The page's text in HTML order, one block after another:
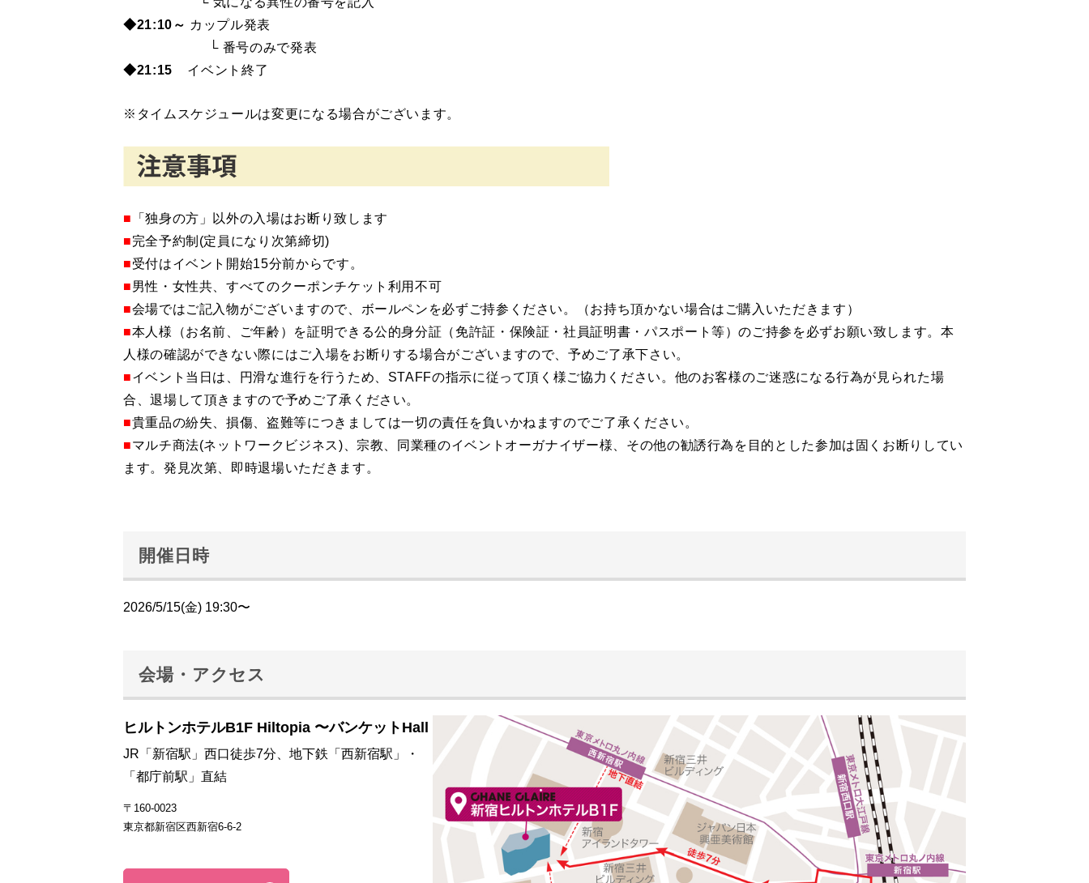
◆21:10～ カップル発表
└ 番号のみで発表
◆21:15 イベント終了
※タイムスケジュールは変更になる場合がございます。
■ 「独身の方」以外の入場はお断り致します
■完全予約制(定員になり次第締切)
■受付はイベント開始15分前からです。
■男性・女性共、すべてのクーポンチケット利用不可
■会場ではご記入物がございますので、ボールペンを必ずご持参ください。（お持ち頂かない場合はご購入いただきます）
■本人様（お名前、ご年齢）を証明できる公的身分証（免許証・保険証・社員証明書・パスポート等）のご持参を必ずお願い致します。本
人様の確認ができない際にはご入場をお断りする場合がございますので、予めご了承下さい。
■イベント当日は、円滑な進行を行うため、STAFFの指示に従って頂く様ご協力ください。他のお客様のご迷惑になる行為が見られた場
合、退場して頂きますので予めご了承ください。
■貴重品の紛失、損傷、盗難等につきましては一切の責任を負いかねますのでご了承ください。
■マルチ商法(ネットワークビジネス)、宗教、同業種のイベントオーガナイザー様、その他の勧誘行為を目的とした参加は固くお断りしてい
ます。発見次第、即時退場いただきます。
開催日時
2026/5/15(金) 19:30〜
会場・アクセス
ヒルトンホテルB1F Hiltopia 〜バンケットHall
JR「新宿駅」西口徒歩7分、地下鉄「西新宿駅」・
「都庁前駅」直結
〒160-0023
東京都新宿区西新宿6-6-2